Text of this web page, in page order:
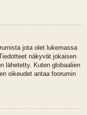
jota olet lukemassa
näkyvät jokaisen
lähetetty. Kuten globaalien
oikeudet antaa foorumin